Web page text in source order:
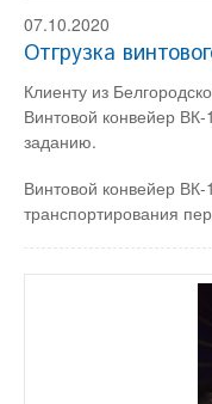
07.10.2020
Отгрузка
Клиенту из
Винтовой конвейер
заданию.
Винтовой конвейер ВК-
транспортирования